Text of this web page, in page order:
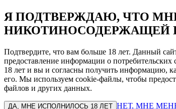
Я ПОДТВЕРЖДАЮ, ЧТО
НИКОТИНОСОДЕРЖАЩЕЙ
Подтвердите, что вам больше 18 лет. Данный
предоставление информации о
18 лет и вы и согласны получить информацию,
его. Мы используем cookie-файлы, чтобы
файлов и других данных.
ДА, МНЕ ИСПОЛНИЛОСЬ 18 ЛЕТ НЕТ, МНЕ